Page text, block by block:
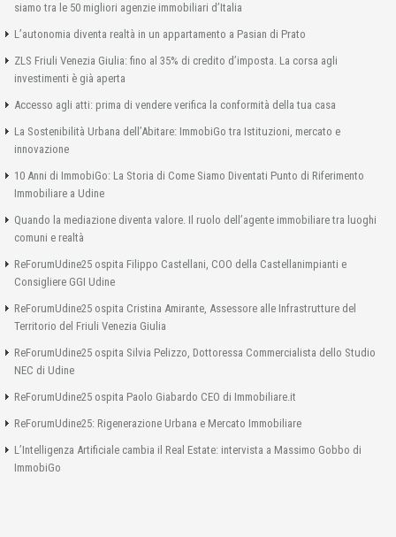
siamo tra le 50 migliori agenzie immobiliari d’Italia
L’autonomia diventa realtà in un appartamento a Pasian di Prato
ZLS Friuli Venezia Giulia: fino al 35% di credito d’imposta. La corsa agli
investimenti è già aperta
Accesso agli atti: prima di vendere verifica la conformità della tua casa
La Sostenibilità Urbana dell’Abitare: ImmobiGo tra Istituzioni, mercato e
innovazione
10 Anni di ImmobiGo: La Storia di Come Siamo Diventati Punto di Riferimento
Immobiliare a Udine
Quando la mediazione diventa valore. Il ruolo dell’agente immobiliare tra luoghi
comuni e realtà
ReForumUdine25 ospita Filippo Castellani, COO della Castellanimpianti e
Consigliere GGI Udine
ReForumUdine25 ospita Cristina Amirante, Assessore alle Infrastrutture del
Territorio del Friuli Venezia Giulia
ReForumUdine25 ospita Silvia Pelizzo, Dottoressa Commercialista dello Studio
NEC di Udine
ReForumUdine25 ospita Paolo Giabardo CEO di Immobiliare.it
ReForumUdine25: Rigenerazione Urbana e Mercato Immobiliare
L’Intelligenza Artificiale cambia il Real Estate: intervista a Massimo Gobbo di
ImmobiGo